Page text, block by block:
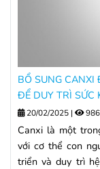
BỔ SUNG CANXI
ĐỂ DUY TRÌ SỨC
20/02/2025 | 986
Canxi là một
với cơ thể con
triển và duy trì